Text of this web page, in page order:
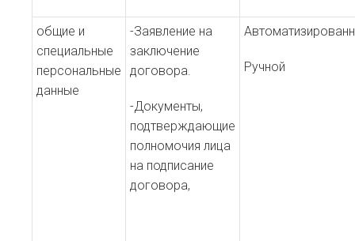
общие и
специальные
персональные
данные
-Заявление на
заключение
договора.
-Документы,
подтверждающие
полномочия лица
на подписание
договора,
Ручной